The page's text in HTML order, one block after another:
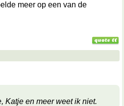
meer op een van de
Katje en meer weet ik niet.